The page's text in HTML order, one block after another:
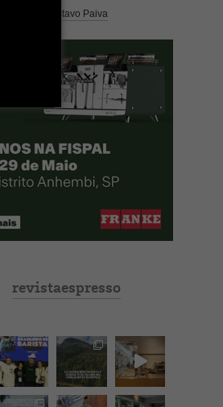
por Gustavo Paiva
revistaespresso